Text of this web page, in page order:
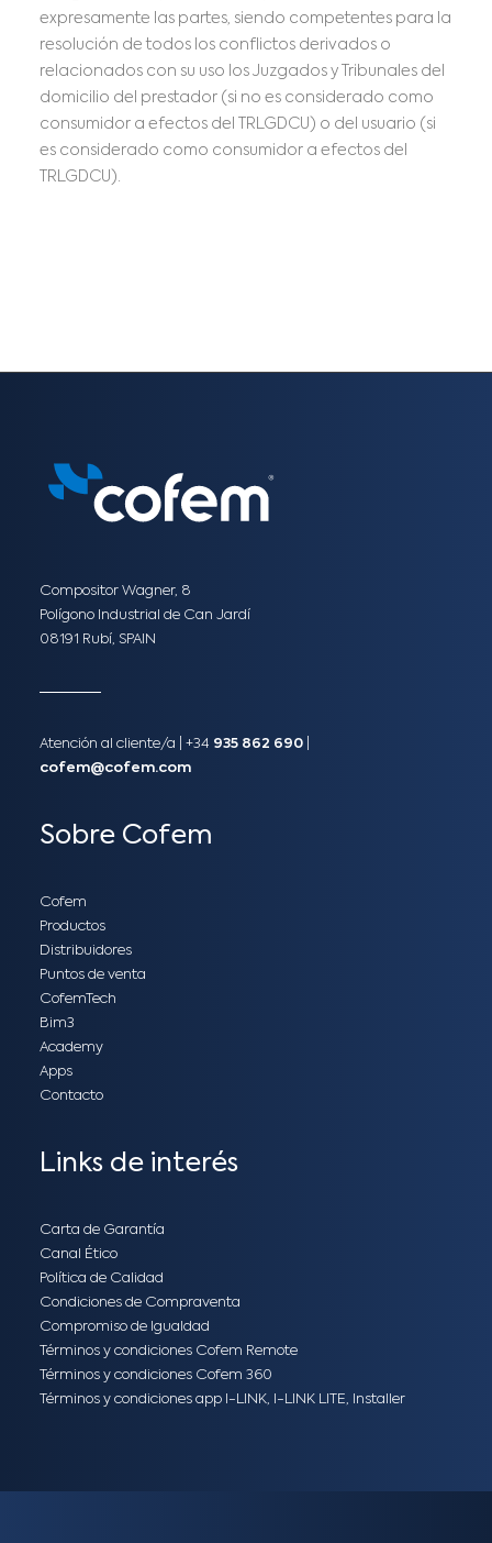
expresamente las partes, siendo competentes para la
resolución de todos los conflictos derivados o
relacionados con su uso los Juzgados y Tribunales del
domicilio del prestador (si no es considerado como
consumidor a efectos del TRLGDCU) o del usuario (si
es considerado como consumidor a efectos del
TRLGDCU).
Compositor Wagner, 8
Polígono Industrial de Can Jardí
08191 Rubí, SPAIN
Atención al cliente/a​ | +34 935 862 690
cofem@cofem.com
Sobre Cofem
Cofem
Productos
Distribuidores
Puntos de venta
CofemTech
Bim3
Academy
Apps
Contacto
Links de interés
Carta de Garantía
Canal Ético
Política de Calidad
Condiciones de Compraventa
Compromiso de Igualdad
Términos y condiciones Cofem Remote
Términos y condiciones Cofem 360
Términos y condiciones app I-LINK, I-LINK LITE, Installer